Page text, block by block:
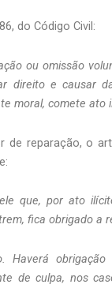
do Código Civil:
ou omissão
direito e causar
moral, comete ato
de reparação, o
que, por ato
fica obrigado a
Haverá
de culpa, nos